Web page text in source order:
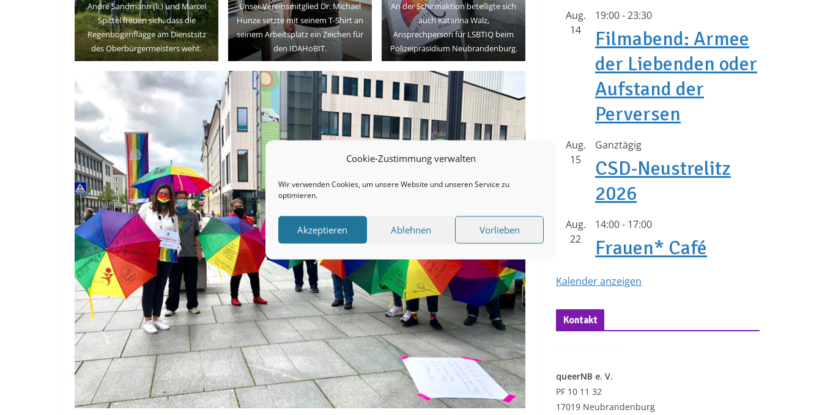
Cookie-Zustimmung verwalten
Wir verwenden Cookies, um unsere Website und unseren Service zu
optimieren.
Akzeptieren Ablehnen Vorlieben
André Sandmann (li.) und Marcel
Spittel freuen sich, dass die
Regenbogenflagge am Dienstsitz
des Oberbürgermeisters weht.
Unser Vereinsmitglied Dr. Michael
Hunze setzte mit seinem T-Shirt an
seinem Arbeitsplatz ein Zeichen für
den IDAHoBIT.
An der Schirmaktion beteiligte sich
auch Katarina Walz,
Ansprechperson für LSBTIQ beim
Polizeipräsidium Neubrandenburg.
Aug.
14
19:00-23:30
Filmabend: Armee
der Liebenden oder
Aufstand der
Perversen
Aug.
15
Ganztägig
CSD-Neustrelitz
2026
Aug.
22
14:00- 17:00
Frauen* Café
Kalender anzeigen
Kontakt
queerNB e. V.
PF 10 11 32
17019 Neubrandenburg